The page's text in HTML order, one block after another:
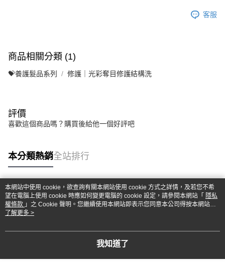
客服
商品相關分類 (1)
💝養護髮品系列 修護｜光彩奪目修護結構洗
評價
喜歡這個商品嗎？購買後給他一個好評吧
本分類熱銷全站排行
熱門標籤
本網站中使用 cookie，欲查詢有關本網站使用 cookie 方式之詳情，及若您不希
望在電腦上使用 cookie 時應如何變更電腦的 cookie 設定，請參閱本網站「 隱私
權條款 」之 Cookie 聲明。您繼續使用本網站即表示您同意本公司得按本網站使
用條款之 Cookie 聲明使用 cookie。
了解更多 >
我知道了